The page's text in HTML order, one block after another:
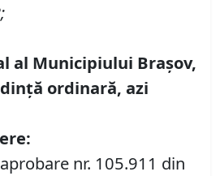
al Municipiului Brașov,
ordinară, azi
nr. 105.911 din